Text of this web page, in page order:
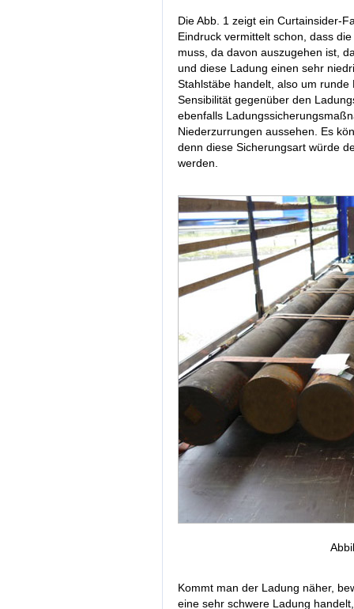
Die Abb. 1 zeigt ein Curtainsider-
Eindruck vermittelt schon, dass
muss, da davon auszugehen ist,
und diese Ladung einen sehr
Stahlstäbe handelt, also um
Sensibilität gegenüber den
ebenfalls
Niederzurrungen aussehen. Es
denn diese Sicherungsart würde
werden.
Kommt man der Ladung näher,
eine sehr schwere Ladung